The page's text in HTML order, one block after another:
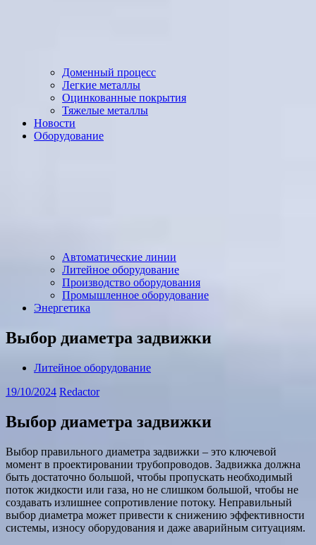
Доменный процесс
Легкие металлы
Оцинкованные покрытия
Тяжелые металлы
Новости
Оборудование
Автоматические линии
Литейное оборудование
Производство оборудования
Промышленное оборудование
Энергетика
Выбор диаметра задвижки
Литейное оборудование
19/10/2024 Redactor
Выбор диаметра задвижки
Выбор правильного диаметра задвижки – это ключевой
момент в проектировании трубопроводов. Задвижка должна
быть достаточно большой, чтобы пропускать необходимый
поток жидкости или газа, но не слишком большой, чтобы не
создавать излишнее сопротивление потоку. Неправильный
выбор диаметра может привести к снижению эффективности
системы, износу оборудования и даже аварийным ситуациям.